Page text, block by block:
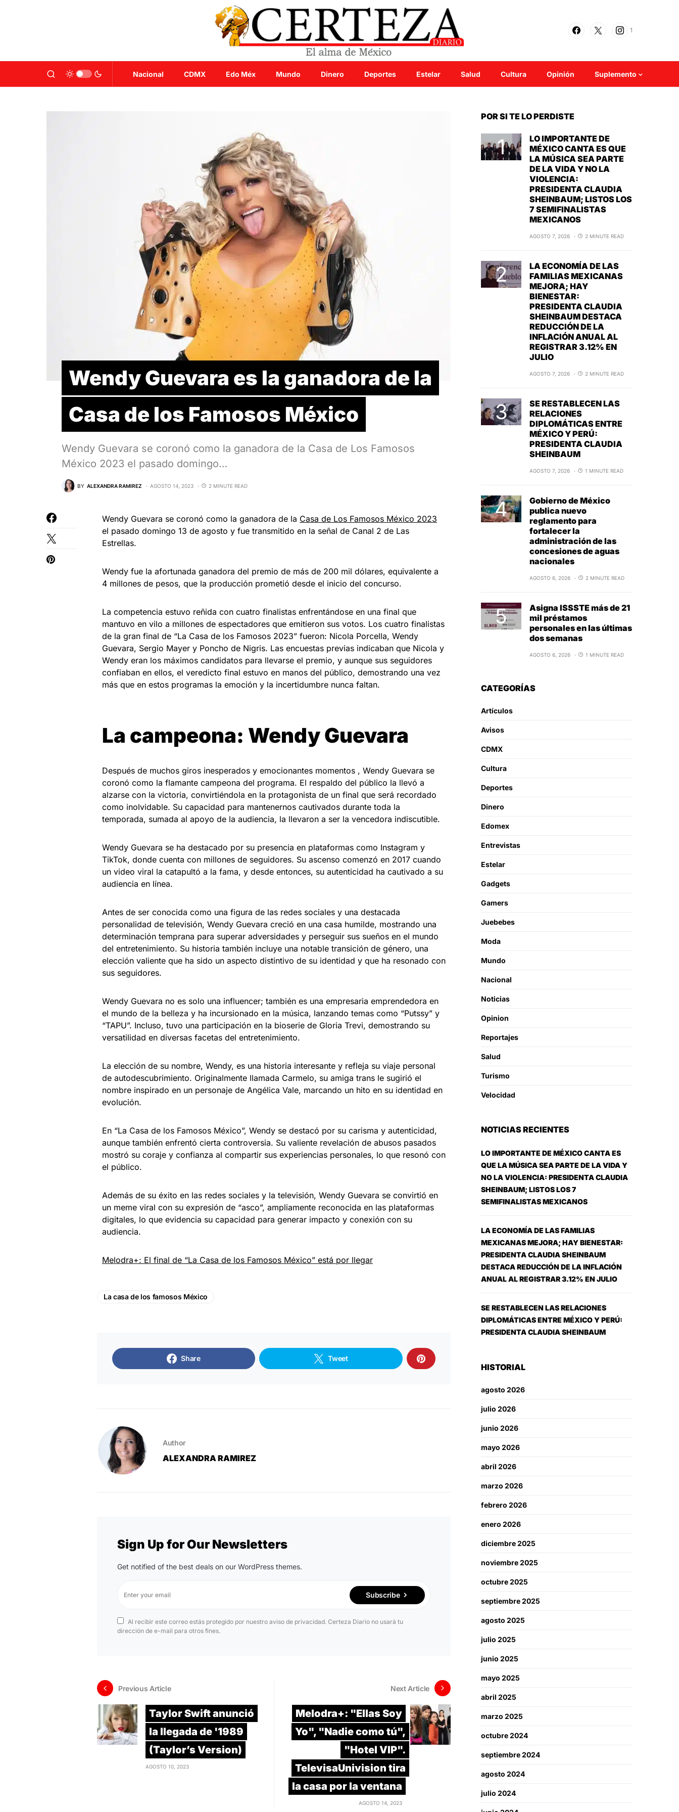
1
Nacional CDMX Edo Méx Mundo Dinero Deportes Estelar Salud Cultura Opinión Suplemento
Wendy Guevara es la ganadora de la
Casa de los Famosos México
Wendy Guevara se coronó como la ganadora de la Casa de Los Famosos
México 2023 el pasado domingo…
BY ALEXANDRA RAMIREZ AGOSTO 14, 2023 2 MINUTE READ
Wendy Guevara se coronó como la ganadora de la Casa de Los Famosos México 2023
el pasado domingo 13 de agosto y fue transmitido en la señal de Canal 2 de Las
Estrellas.
Wendy fue la afortunada ganadora del premio de más de 200 mil dólares, equivalente a
4 millones de pesos, que la producción prometió desde el inicio del concurso.
La competencia estuvo reñida con cuatro finalistas enfrentándose en una final que
mantuvo en vilo a millones de espectadores que emitieron sus votos. Los cuatro finalistas
de la gran final de “La Casa de los Famosos 2023” fueron: Nicola Porcella, Wendy
Guevara, Sergio Mayer y Poncho de Nigris. Las encuestas previas indicaban que Nicola y
Wendy eran los máximos candidatos para llevarse el premio, y aunque sus seguidores
confiaban en ellos, el veredicto final estuvo en manos del público, demostrando una vez
más que en estos programas la emoción y la incertidumbre nunca faltan.
La campeona: Wendy Guevara
Después de muchos giros inesperados y emocionantes momentos , Wendy Guevara se
coronó como la flamante campeona del programa. El respaldo del público la llevó a
alzarse con la victoria, convirtiéndola en la protagonista de un final que será recordado
como inolvidable. Su capacidad para mantenernos cautivados durante toda la
temporada, sumada al apoyo de la audiencia, la llevaron a ser la vencedora indiscutible.
Wendy Guevara se ha destacado por su presencia en plataformas como Instagram y
TikTok, donde cuenta con millones de seguidores. Su ascenso comenzó en 2017 cuando
un video viral la catapultó a la fama, y desde entonces, su autenticidad ha cautivado a su
audiencia en línea.
Antes de ser conocida como una figura de las redes sociales y una destacada
personalidad de televisión, Wendy Guevara creció en una casa humilde, mostrando una
determinación temprana para superar adversidades y perseguir sus sueños en el mundo
del entretenimiento. Su historia también incluye una notable transición de género, una
elección valiente que ha sido un aspecto distintivo de su identidad y que ha resonado con
sus seguidores.
Wendy Guevara no es solo una influencer; también es una empresaria emprendedora en
el mundo de la belleza y ha incursionado en la música, lanzando temas como “Putssy” y
“TAPU”. Incluso, tuvo una participación en la bioserie de Gloria Trevi, demostrando su
versatilidad en diversas facetas del entretenimiento.
La elección de su nombre, Wendy, es una historia interesante y refleja su viaje personal
de autodescubrimiento. Originalmente llamada Carmelo, su amiga trans le sugirió el
nombre inspirado en un personaje de Angélica Vale, marcando un hito en su identidad en
evolución.
En “La Casa de los Famosos México”, Wendy se destacó por su carisma y autenticidad,
aunque también enfrentó cierta controversia. Su valiente revelación de abusos pasados
mostró su coraje y confianza al compartir sus experiencias personales, lo que resonó con
el público.
Además de su éxito en las redes sociales y la televisión, Wendy Guevara se convirtió en
un meme viral con su expresión de “asco”, ampliamente reconocida en las plataformas
digitales, lo que evidencia su capacidad para generar impacto y conexión con su
audiencia.
Melodra+: El final de “La Casa de los Famosos México” está por llegar
La casa de los famosos México
Share Tweet
Author
ALEXANDRA RAMIREZ
Sign Up for Our Newsletters
Get notified of the best deals on our WordPress themes.
Subscribe
Al recibir este correo estás protegido por nuestro aviso de privacidad. Certeza Diario no usará tu
dirección de e-mail para otros fines.
Previous Article
Taylor Swift anunció
la llegada de '1989
(Taylor’s Version)
AGOSTO 10, 2023
Next Article
Melodra+: "Ellas Soy
Yo", "Nadie como tú",
"Hotel VIP".
TelevisaUnivision tira
la casa por la ventana
AGOSTO 14, 2023
POR SI TE LO PERDISTE
LO IMPORTANTE DE
MÉXICO CANTA ES QUE
LA MÚSICA SEA PARTE
DE LA VIDA Y NO LA
VIOLENCIA:
PRESIDENTA CLAUDIA
SHEINBAUM; LISTOS LOS
7 SEMIFINALISTAS
MEXICANOS
AGOSTO 7, 2026 2 MINUTE READ
LA ECONOMÍA DE LAS
FAMILIAS MEXICANAS
MEJORA; HAY
BIENESTAR:
PRESIDENTA CLAUDIA
SHEINBAUM DESTACA
REDUCCIÓN DE LA
INFLACIÓN ANUAL AL
REGISTRAR 3.12% EN
JULIO
AGOSTO 7, 2026 2 MINUTE READ
SE RESTABLECEN LAS
RELACIONES
DIPLOMÁTICAS ENTRE
MÉXICO Y PERÚ:
PRESIDENTA CLAUDIA
SHEINBAUM
AGOSTO 7, 2026 1 MINUTE READ
Gobierno de México
publica nuevo
reglamento para
fortalecer la
administración de las
concesiones de aguas
nacionales
AGOSTO 6, 2026 2 MINUTE READ
Asigna ISSSTE más de 21
mil préstamos
personales en las últimas
dos semanas
AGOSTO 6, 2026 1 MINUTE READ
CATEGORÍAS
Artículos
Avisos
CDMX
Cultura
Deportes
Dinero
Edomex
Entrevistas
Estelar
Gadgets
Gamers
Juebebes
Moda
Mundo
Nacional
Noticias
Opinion
Reportajes
Salud
Turismo
Velocidad
NOTICIAS RECIENTES
LO IMPORTANTE DE MÉXICO CANTA ES
QUE LA MÚSICA SEA PARTE DE LA VIDA Y
NO LA VIOLENCIA: PRESIDENTA CLAUDIA
SHEINBAUM; LISTOS LOS 7
SEMIFINALISTAS MEXICANOS
LA ECONOMÍA DE LAS FAMILIAS
MEXICANAS MEJORA; HAY BIENESTAR:
PRESIDENTA CLAUDIA SHEINBAUM
DESTACA REDUCCIÓN DE LA INFLACIÓN
ANUAL AL REGISTRAR 3.12% EN JULIO
SE RESTABLECEN LAS RELACIONES
DIPLOMÁTICAS ENTRE MÉXICO Y PERÚ:
PRESIDENTA CLAUDIA SHEINBAUM
HISTORIAL
agosto 2026
julio 2026
junio 2026
mayo 2026
abril 2026
marzo 2026
febrero 2026
enero 2026
diciembre 2025
noviembre 2025
octubre 2025
septiembre 2025
agosto 2025
julio 2025
junio 2025
mayo 2025
abril 2025
marzo 2025
octubre 2024
septiembre 2024
agosto 2024
julio 2024